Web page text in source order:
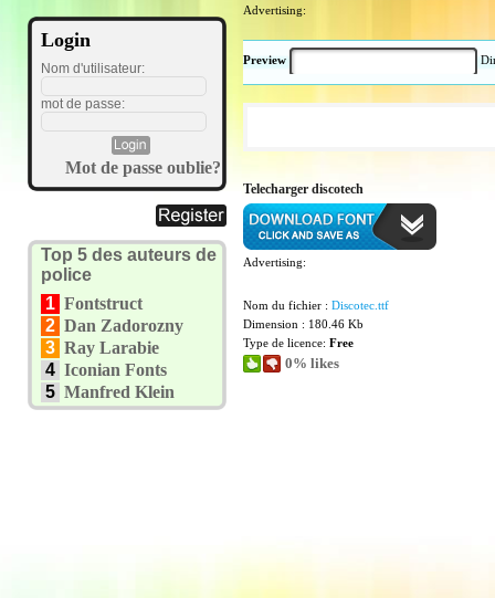
Login
Nom d'utilisateur:
mot de passe:
Mot de passe oublie?
Top 5 des auteurs de
police
1 Fontstruct
2 Dan Zadorozny
3 Ray Larabie
4 Iconian Fonts
5 Manfred Klein
Advertising:
Preview
Telecharger discotech
Advertising:
Nom du fichier : Discotec.ttf
Dimension : 180.46 Kb
Type de licence: Free
0% likes